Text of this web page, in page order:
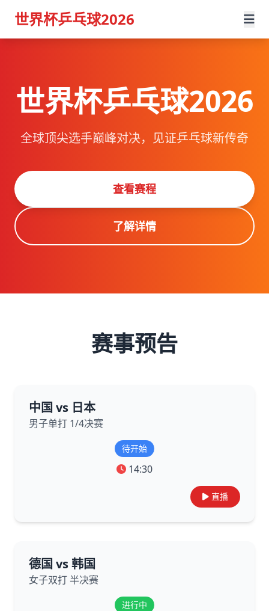
世界杯乒乓球2026
世界杯乒乓球2026
全球顶尖选手巅峰对决，见证乒乓球新传奇
查看赛程
了解详情
赛事预告
中国 vs 日本
男子单打 1/4决赛
待开始
14:30
直播
德国 vs 韩国
女子双打 半决赛
进行中